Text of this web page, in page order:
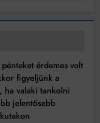
érdemes volt
figyeljünk a
ha valaki tankolni
jelentősebb